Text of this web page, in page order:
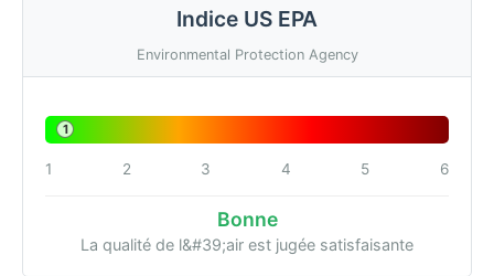
Indice US EPA
Environmental Protection Agency
1
1 2 3 4 5 6
Bonne
La qualité de l&#39;air est jugée satisfaisante